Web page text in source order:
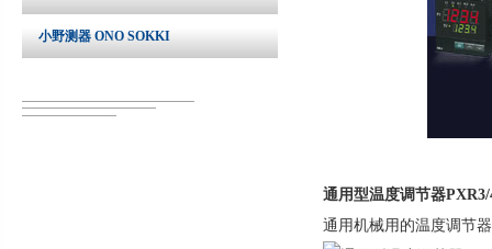
小野测器 ONO SOKKI
通用型温度调节器PXR3/
通用机械用的温度调节